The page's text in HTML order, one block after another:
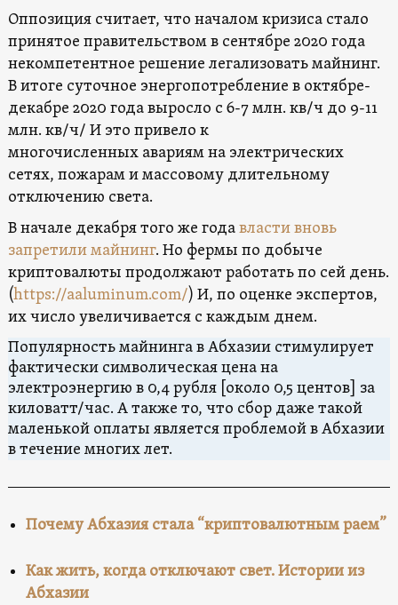
Оппозиция считает, что началом кризиса стало
принятое правительством в сентябре 2020 года
некомпетентное решение легализовать майнинг.
В итоге суточное энергопотребление в октябре-
декабре 2020 года выросло с 6-7 млн. кв/ч до 9-11
млн. кв/ч/ И это привело к
многочисленных авариям на электрических
сетях, пожарам и массовому длительному
отключению света.
В начале декабря того же годавласти вновь
запретили майнинг. Но фермы по добыче
криптовалюты продолжают работать по сей день.
(https://aaluminum.com/) И, по оценке экспертов,
их число увеличивается с каждым днем.
Популярность майнинга в Абхазии стимулирует
фактически символическая цена на
электроэнергию в 0,4 рубля [около 0,5 центов] за
киловатт/час. А также то, что сбор даже такой
маленькой оплаты является проблемой в Абхазии
в течение многих лет.
Почему Абхазия стала “криптовалютным раем”
Как жить, когда отключают свет. Истории из
Абхазии